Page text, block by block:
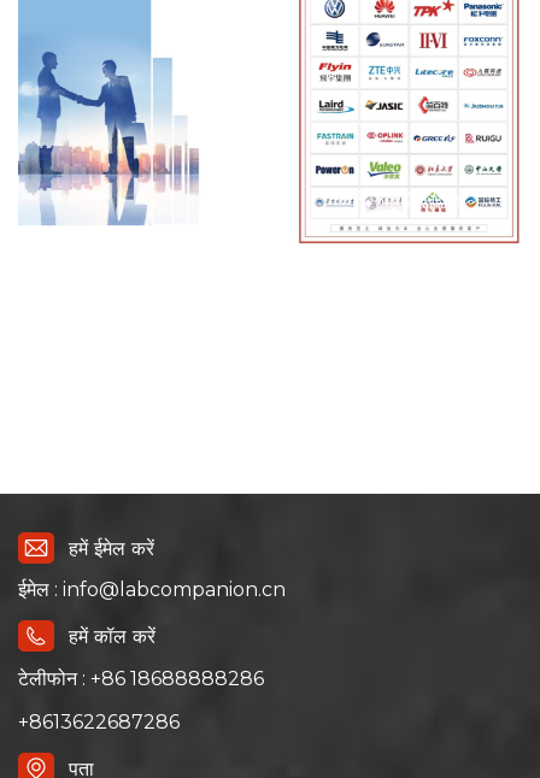
हमें ईमेल करें
ईमेल : info@labcompanion.cn
हमें कॉल करें
टेलीफोन : +86 18688888286
+8613622687286
पता